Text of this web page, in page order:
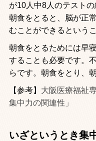
が10人中8人のテスト
朝食をとると、脳が正
むことができるというこ
朝食をとるためには早
することも必要です。
らです。朝食をとり、
【参考】 大阪医療福祉
集中力の関連性」
いざというとき集